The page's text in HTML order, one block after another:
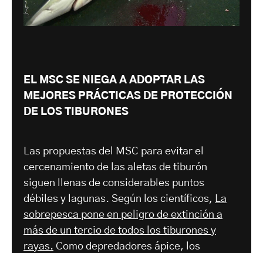
EL MSC SE NIEGA A ADOPTAR LAS
MEJORES PRÁCTICAS DE PROTECCIÓN
DE LOS TIBURONES
Las propuestas del MSC para evitar el
cercenamiento de las aletas de tiburón
siguen llenas de considerables puntos
débiles y lagunas. Según los científicos, La
sobrepesca pone en peligro de extinción a
más de un tercio de todos los tiburones y
rayas. Como depredadores ápice, los